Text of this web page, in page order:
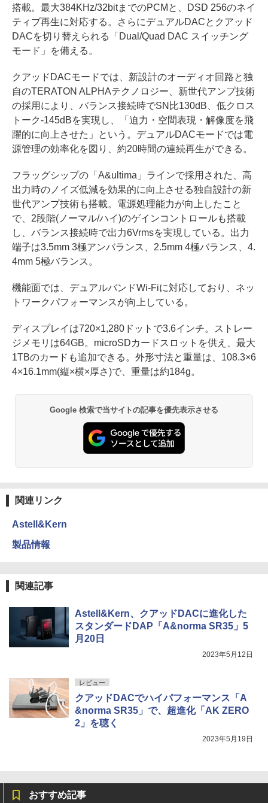
搭載。最大384KHz/32bitまでのPCMと、DSD 256のネイ
ティブ再生に対応する。さらにデュアルDACとクアッド
DACを切り替えられる「Dual/Quad DAC スイッチング
モード」を備える。
クアッドDACモードでは、新設計のオーディオ回路と独
自のTERATON ALPHAテクノロジー、新世代アンプ技術
の採用により、バランス接続時でSN比130dB、低クロス
トーク-145dBを実現し、「迫力・空間表現・解像度を飛
躍的に向上させた」という。デュアルDACモードでは電
源管理の効率化を図り、約20時間の連続再生ができる。
フラッグシップの「A&ultima」ラインで採用された、高
出力時のノイズ低減を効果的に向上させる独自設計の新
世代アンプ技術も搭載。電源処理能力が向上したこと
で、2段階(ノーマル/ハイ)のゲインコントロールも搭載
し、バランス接続時で出力6Vrmsを実現している。出力
端子は3.5mm 3極アンバランス、2.5mm 4極バランス、4.
4mm 5極バランス。
機能面では、デュアルバンドWi-Fiに対応しており、ネッ
トワークパフォーマンスが向上している。
ディスプレイは720×1,280ドットで3.6インチ。ストレー
ジメモリは64GB。microSDカードスロットを供え、最大
1TBのカードも追加できる。外形寸法と重量は、108.3×6
4×16.1mm(縦×横×厚さ)で、重量は約184g。
Google 検索で当サイトの記事を優先表示させる
関連リンク
Astell&Kern
製品情報
関連記事
Astell&Kern、クアッドDACに進化した
スタンダードDAP「A&norma SR35」5
月20日
2023年5月12日
レビュー
クアッドDACでハイパフォーマンス「A
&norma SR35」で、超進化「AK ZERO
2」を聴く
2023年5月19日
おすすめ記事